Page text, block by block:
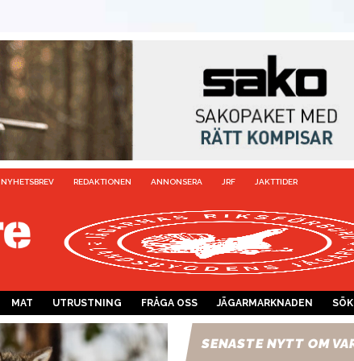
NYHETSBREV REDAKTIONEN ANNONSERA JRF JAKTTIDER
MAT UTRUSTNING FRÅGA OSS JÄGARMARKNADEN SÖK
SENASTE NYTT OM